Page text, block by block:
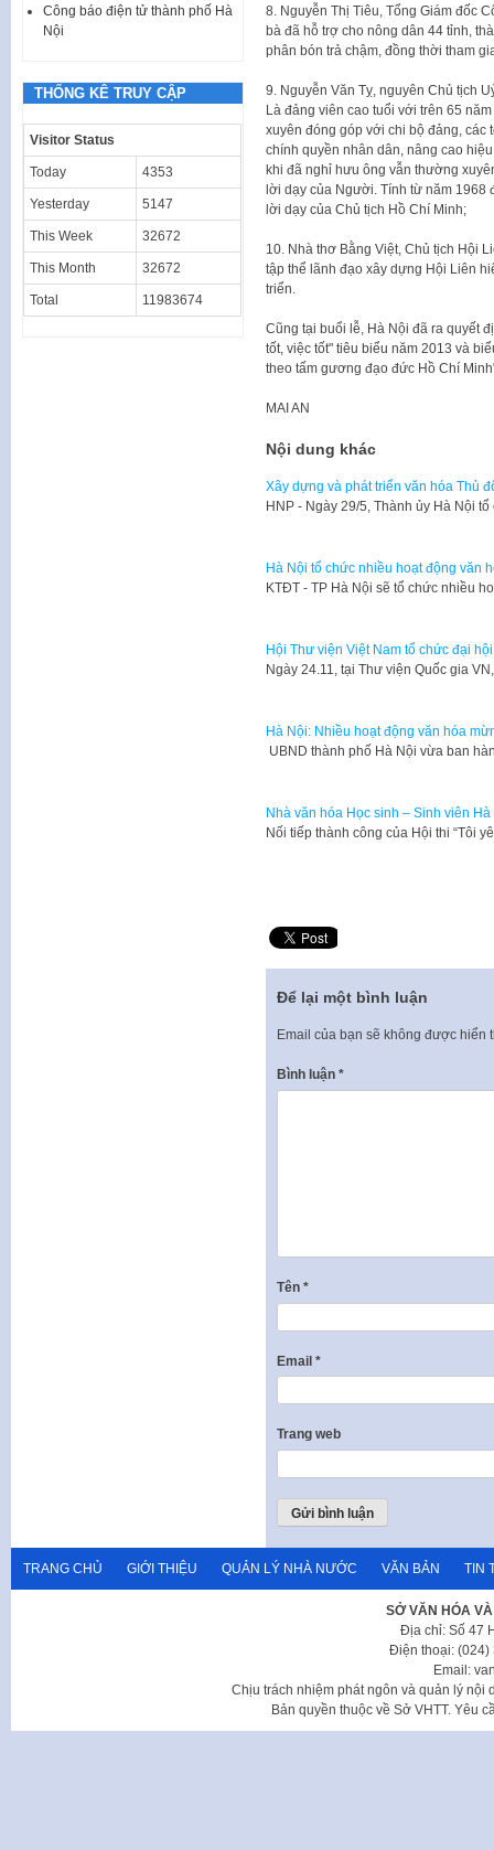
8. Nguyễn Thị Tiêu, Tổng Giám đốc
bà đã hỗ trợ cho nông dân 44 tỉnh,
phân bón trả chậm, đồng thời tham
9. Nguyễn Văn Tỵ, nguyên Chủ tịch
Là đảng viên cao tuổi với trên 65
xuyên đóng góp với chi bộ đảng, các
chính quyền nhân dân, nâng cao
khi đã nghỉ hưu ông vẫn thường
lời dạy của Người. Tính từ năm 1968
lời dạy của Chủ tịch Hồ Chí Minh;
10. Nhà thơ Bằng Việt, Chủ tịch Hội
tập thể lãnh đạo xây dựng Hội Liên
triển.
Cũng tại buổi lễ, Hà Nội đã ra quyết
tốt, việc tốt" tiêu biểu năm 2013 và
theo tấm gương đạo đức Hồ Chí
MAI AN
Nội dung khác
Xây dựng và phát triển văn hóa Thủ
​HNP - Ngày 29/5, Thành ủy Hà Nội
Hà Nội tổ chức nhiều hoạt động văn
​KTĐT - TP Hà Nội sẽ tổ chức nhiều
Hội Thư viện Việt Nam tổ chức đại
​Ngày 24.11, tại Thư viện Quốc gia
Hà Nội: Nhiều hoạt động văn hóa
UBND thành phố Hà Nội vừa ban
Nhà văn hóa Học sinh – Sinh viên
​Nối tiếp thành công của Hội thi “Tôi
Để lại một bình luận
Email của bạn sẽ không được hiển
Bình luận *
Tên *
Email *
Trang web
Công báo điện tử thành phố Hà
Nội
THỐNG KÊ TRUY CẬP
Visitor Status
Today 4353
Yesterday 5147
This Week 32672
This Month 32672
Total 11983674
TRANG CHỦ GIỚI THIỆU QUẢN LÝ NHÀ NƯỚC VĂN BẢN TIN
SỞ VĂN HÓA
Địa chỉ: Số 47
Điện thoại: (024)
Email:
Chịu trách nhiệm phát ngôn và quản lý nội
Bản quyền thuộc về Sở VHTT. Yêu